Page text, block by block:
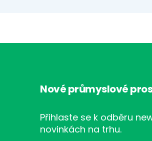
Nové průmyslové
Přihlaste se k odběru
novinkách na trhu.